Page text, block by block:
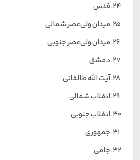
قدس
میدان ولی‌عصر شمالی
میدان ولی‌عصر جنوبی
دمشق
آیت الله طالقانی
انقلاب شمالی
انقلاب جنوبی
جمهوری
جامی